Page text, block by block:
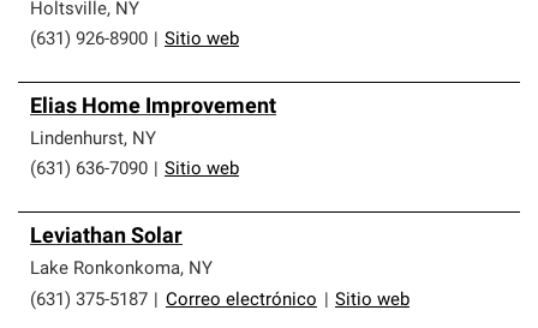
Holtsville, NY
(631) 926-8900
Sitio web
Elias Home Improvement
Lindenhurst, NY
(631) 636-7090
Sitio web
Leviathan Solar
Lake Ronkonkoma, NY
(631) 375-5187
Correo electrónico Sitio web